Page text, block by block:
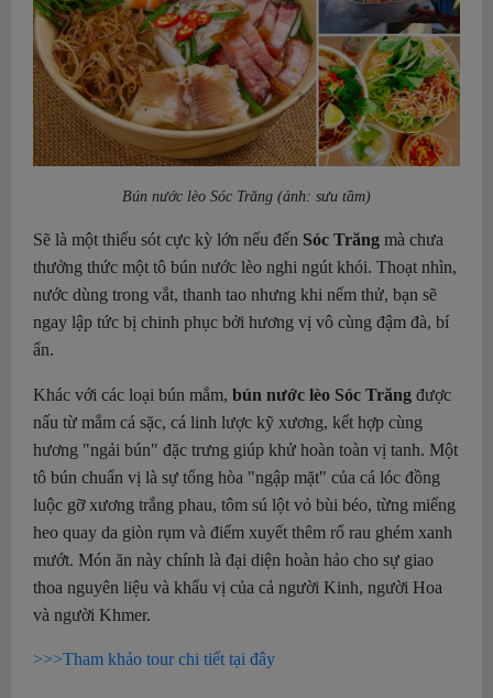
Bún nước lèo Sóc Trăng (ảnh: sưu tầm)
Sẽ là một thiếu sót cực kỳ lớn nếu đến Sóc Trăng mà chưa
thưởng thức một tô bún nước lèo nghi ngút khói. Thoạt nhìn,
nước dùng trong vắt, thanh tao nhưng khi nếm thử, bạn sẽ
ngay lập tức bị chinh phục bởi hương vị vô cùng đậm đà, bí
ẩn.
Khác với các loại bún mắm, bún nước lèo Sóc Trăng được
nấu từ mắm cá sặc, cá linh lược kỹ xương, kết hợp cùng
hương "ngải bún" đặc trưng giúp khử hoàn toàn vị tanh. Một
tô bún chuẩn vị là sự tổng hòa "ngập mặt" của cá lóc đồng
luộc gỡ xương trắng phau, tôm sú lột vỏ bùi béo, từng miếng
heo quay da giòn rụm và điểm xuyết thêm rổ rau ghém xanh
mướt. Món ăn này chính là đại diện hoàn hảo cho sự giao
thoa nguyên liệu và khẩu vị của cả người Kinh, người Hoa
và người Khmer.
>>>Tham khảo tour chi tiết tại đây